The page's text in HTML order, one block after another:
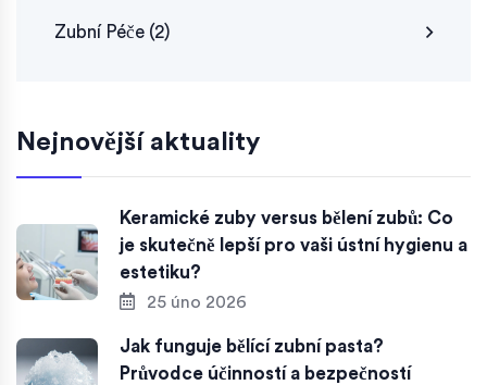
Zubní Péče (2)
Nejnovější aktuality
Keramické zuby versus bělení zubů: Co
je skutečně lepší pro vaši ústní hygienu a
estetiku?
25 úno 2026
Jak funguje bělící zubní pasta?
Průvodce účinností a bezpečností